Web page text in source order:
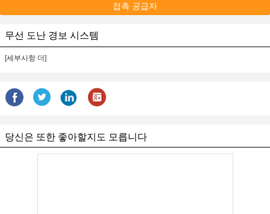
접촉 공급자
무선 도난 경보 시스템
[세부사항 더]
당신은 또한 좋아할지도 모릅니다